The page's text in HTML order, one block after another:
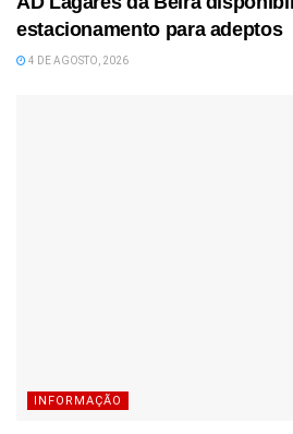
estacionamento para adeptos
4 DE AGOSTO, 2026
INFORMAÇÃO